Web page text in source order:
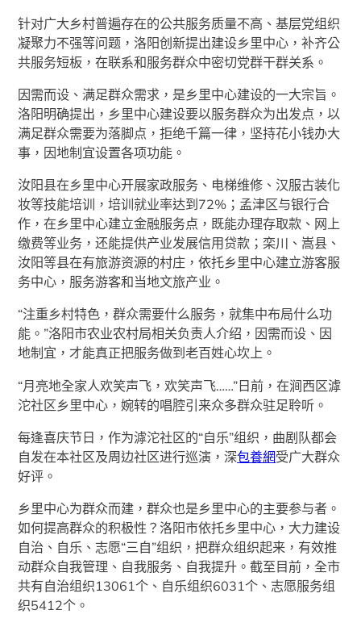
针对广大乡村普遍存在的公共服务质量不高、基层党组织
凝聚力不强等问题，洛阳创新提出建设乡里中心，补齐公
共服务短板，在联系和服务群众中密切党群干群关系。
因需而设、满足群众需求，是乡里中心建设的一大宗旨。
洛阳明确提出，乡里中心建设要以服务群众为出发点，以
满足群众需要为落脚点，拒绝千篇一律，坚持花小钱办大
事，因地制宜设置各项功能。
汝阳县在乡里中心开展家政服务、电梯维修、汉服古装化
妆等技能培训，培训就业率达到72%；孟津区与银行合
作，在乡里中心建立金融服务点，既能办理存取款、网上
缴费等业务，还能提供产业发展信用贷款；栾川、嵩县、
汝阳等县在有旅游资源的村庄，依托乡里中心建立游客服
务中心，服务游客和当地文旅产业。
“注重乡村特色，群众需要什么服务，就集中布局什么功
能。”洛阳市农业农村局相关负责人介绍，因需而设、因
地制宜，才能真正把服务做到老百姓心坎上。
“月亮地全家人欢笑声飞，欢笑声飞……”日前，在涧西区滹
沱社区乡里中心，婉转的唱腔引来众多群众驻足聆听。
每逢喜庆节日，作为滹沱社区的“自乐”组织，曲剧队都会
自发在本社区及周边社区进行巡演，深包養網受广大群众
好评。
乡里中心为群众而建，群众也是乡里中心的主要参与者。
如何提高群众的积极性？洛阳市依托乡里中心，大力建设
自治、自乐、志愿“三自”组织，把群众组织起来，有效推
动群众自我管理、自我服务、自我提升。截至目前，全市
共有自治组织13061个、自乐组织6031个、志愿服务组
织5412个。